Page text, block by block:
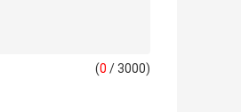
(0 / 3000)